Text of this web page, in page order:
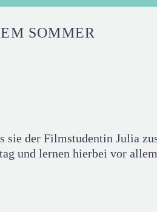
SOMMER
der Filmstudentin Julia
und lernen hierbei vor